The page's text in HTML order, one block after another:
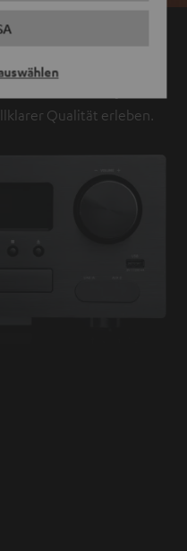
Qualität erleben.